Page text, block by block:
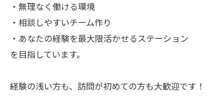
・無理なく働ける環境
・相談しやすいチーム作り
・あなたの経験を最大限活かせるステーション
を目指しています。
経験の浅い方も、訪問が初めての方も大歓迎です！